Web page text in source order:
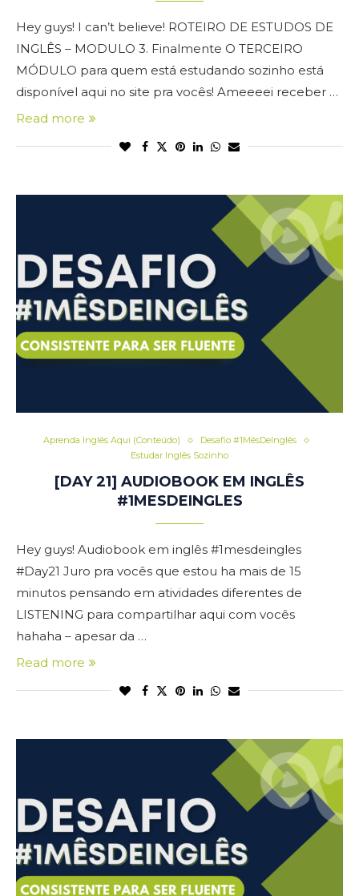
Hey guys! I can’t believe! ROTEIRO DE ESTUDOS DE
INGLÊS – MODULO 3. Finalmente O TERCEIRO
MÓDULO para quem está estudando sozinho está
disponível aqui no site pra vocês! Ameeeei receber …
Read more
Aprenda Inglês Aqui (Conteúdo)
Desafio #1MêsDeInglês
Estudar Inglês Sozinho
[DAY 21] AUDIOBOOK EM INGLÊS
#1MESDEINGLES
Hey guys! Audiobook em inglês #1mesdeingles
#Day21 Juro pra vocês que estou ha mais de 15
minutos pensando em atividades diferentes de
LISTENING para compartilhar aqui com vocês
hahaha – apesar da …
Read more